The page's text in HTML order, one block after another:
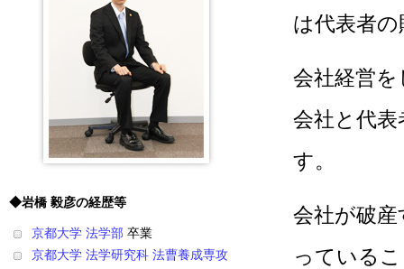
は代表者
会社経営
会社と代
す。
会社が破
っている
◆岩橋 毅彦の経歴等
京都大学 法学部 卒業
京都大学 法学研究科 法曹養成専攻